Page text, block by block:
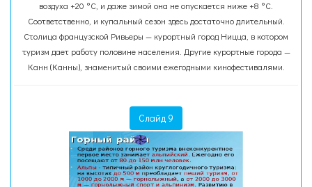
воздуха +20 °С, и даже зимой она не опускается ниже +8 °С.
Соответственно, и купальный сезон здесь достаточно длительный.
Столица французской Ривьеры — курортный город Ницца, в котором
туризм дает работу половине населения. Другие курортные города —
Канн (Канны), знаменитый своими ежегодными кинофестивалями.
Слайд 9